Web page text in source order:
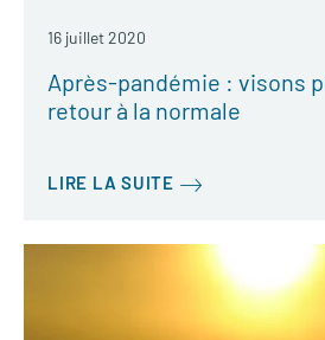
16 juillet 2020
Après-pandémie : visons
retour à la normale
LIRE LA SUITE